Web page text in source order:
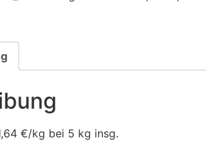
€/kg bei 5 kg insg.